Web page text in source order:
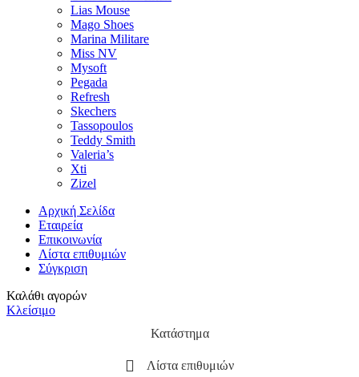
Lias Mouse
Mago Shoes
Marina Militare
Miss NV
Mysoft
Pegada
Refresh
Skechers
Tassopoulos
Teddy Smith
Valeria’s
Xti
Zizel
Αρχική Σελίδα
Εταιρεία
Επικοινωνία
Λίστα επιθυμιών
Σύγκριση
Καλάθι αγορών
Κλείσιμο
Κατάστημα
Λίστα επιθυμιών